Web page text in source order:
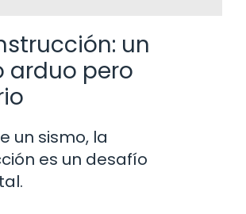
un
arduo pero
un sismo, la
es un desafío